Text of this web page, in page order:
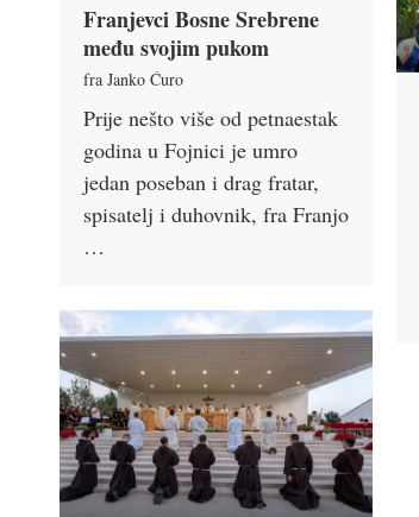
Franjevci Bosne Srebrene
među svojim pukom
fra Janko Ćuro
Prije nešto više od petnaestak
godina u Fojnici je umro
jedan poseban i drag fratar,
spisatelj i duhovnik, fra Franjo
…